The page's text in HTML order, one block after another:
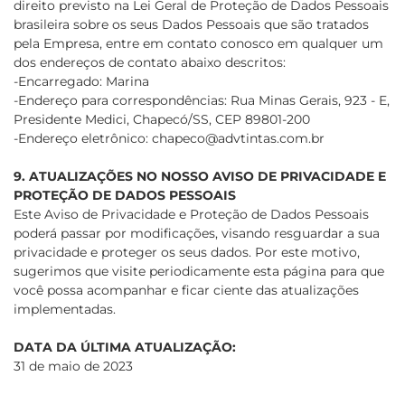
direito previsto na Lei Geral de Proteção de Dados Pessoais
brasileira sobre os seus Dados Pessoais que são tratados
pela Empresa, entre em contato conosco em qualquer um
dos endereços de contato abaixo descritos:
-Encarregado: Marina
-Endereço para correspondências: Rua Minas Gerais, 923 - E,
Presidente Medici, Chapecó/SS, CEP 89801-200
-Endereço eletrônico: chapeco@advtintas.com.br
9. ATUALIZAÇÕES NO NOSSO AVISO DE PRIVACIDADE E
PROTEÇÃO DE DADOS PESSOAIS
Este Aviso de Privacidade e Proteção de Dados Pessoais
poderá passar por modificações, visando resguardar a sua
privacidade e proteger os seus dados. Por este motivo,
sugerimos que visite periodicamente esta página para que
você possa acompanhar e ficar ciente das atualizações
implementadas.
DATA DA ÚLTIMA ATUALIZAÇÃO:
31 de maio de 2023